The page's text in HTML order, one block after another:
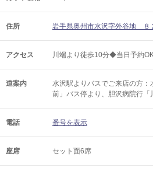
住所 岩手県奥州市水沢字外谷地 ８
アクセス 川端より徒歩10分◆当日予約
道案内
水沢駅よりバスでご来店の方
前」バス停より、胆沢病院行「
電話 番号を表示
座席 セット面6席